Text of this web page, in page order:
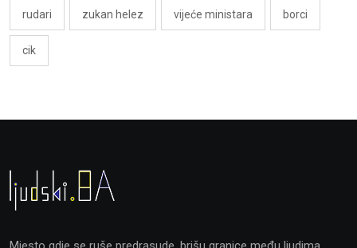
rudari zukan helez vijeće ministara borci
cik